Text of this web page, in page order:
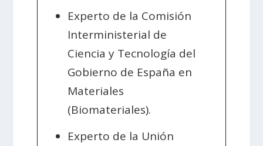
Experto de la Comisión
Interministerial de
Ciencia y Tecnología del
Gobierno de España en
Materiales
(Biomateriales).
Experto de la Unión